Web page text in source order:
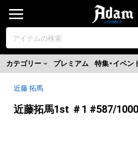
カテゴリー プレミアム 特集・イベン
近藤 拓馬
近藤拓馬1st ＃1 #587/1000